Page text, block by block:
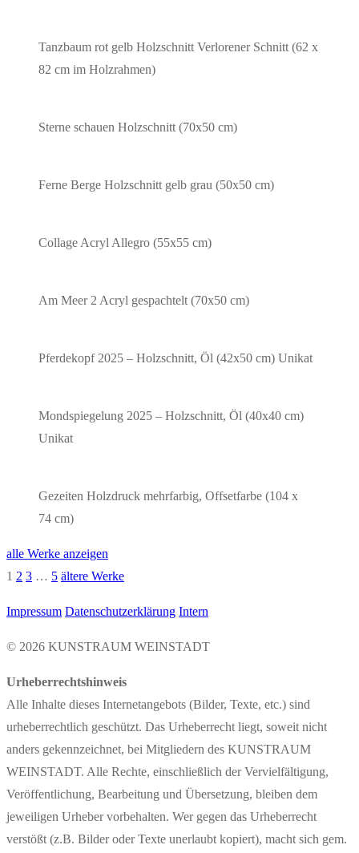
Tanz­baum rot gelb Holz­schnitt Ver­lo­re­ner Schnitt (62 x
82 cm im Holzrahmen)
Ster­ne schau­en Holz­schnitt (70x50 cm)
Fer­ne Ber­ge Holz­schnitt gelb grau (50x50 cm)
Col­la­ge Acryl Alle­gro (55x55 cm)
Am Meer 2 Acryl gespach­telt (70x50 cm)
Pfer­de­kopf 2025 – Holz­schnitt, Öl (42x50 cm) Unikat
Mond­spie­ge­lung 2025 – Holz­schnitt, Öl (40x40 cm)
Unikat
Gezei­ten Holz­druck mehr­far­big, Off­set­far­be (104 x
74 cm)
alle Wer­ke anzeigen
1 2 3 … 5 älte­re Werke
Impressum Datenschutzerklärung Intern
© 2026 KUNSTRAUM WEINSTADT
Urheberrechtshinweis
Alle Inhalte dieses Internetangebots (Bilder, Texte, etc.) sind
urheberrechtlich geschützt. Das Urheberrecht liegt, soweit nicht
anders gekennzeichnet, bei Mitgliedern des KUNSTRAUM
WEINSTADT. Alle Rechte, einschließlich der Vervielfältigung,
Veröffentlichung, Bearbeitung und Übersetzung, bleiben dem
jeweiligen Urheber vorbehalten. Wer gegen das Urheberrecht
verstößt (z.B. Bilder oder Texte unerlaubt kopiert), macht sich gem.